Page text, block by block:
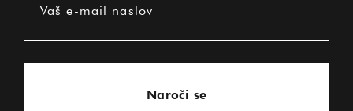
Vaš e-mail naslov
Naroči se